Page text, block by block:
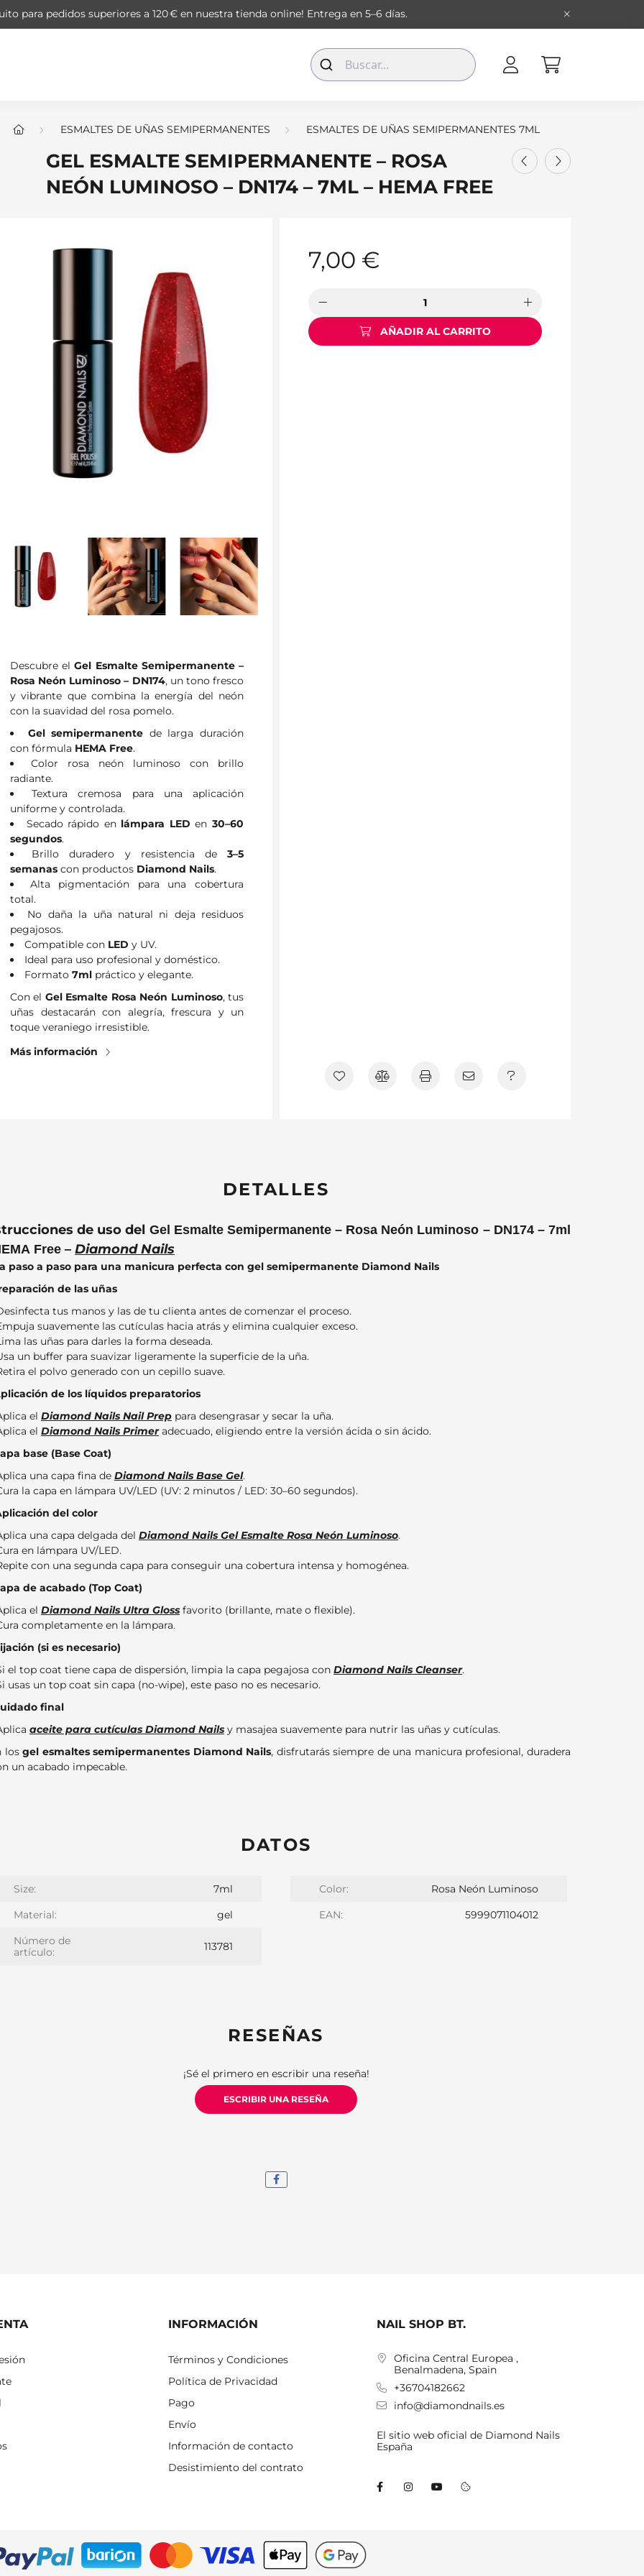
para pedidos superiores a 120 € en nuestra tienda online! Entrega en 5–6 días.
ESMALTES DE UÑAS SEMIPERMANENTES ESMALTES DE UÑAS SEMIPERMANENTES 7ML
GEL ESMALTE SEMIPERMANENTE – ROSA
NEÓN LUMINOSO – DN174 – 7ML – HEMA FREE
Descubre elGel Esmalte Semipermanente –
Rosa Neón Luminoso – DN174, un tono fresco
y vibrante que combina la energía del neón
con la suavidad del rosa pomelo.
Gel semipermanente de larga duración
con fórmula HEMA Free.
Color rosa neón luminoso con brillo
radiante.
Textura cremosa para una aplicación
uniforme y controlada.
Secado rápido en lámpara LED en30–60
segundos.
Brillo duradero y resistencia de3–5
semanas con productos Diamond Nails.
Alta pigmentación para una cobertura
total.
No daña la uña natural ni deja residuos
pegajosos.
Compatible con LED y UV.
Ideal para uso profesional y doméstico.
Formato 7ml práctico y elegante.
Con el Gel Esmalte Rosa Neón Luminoso, tus
uñas destacarán con alegría, frescura y un
toque veraniego irresistible.
Más información
7,00 €
AÑADIR AL CARRITO
DETALLES
de uso del Gel Esmalte Semipermanente – Rosa Neón Luminoso – DN174 – 7ml
Free – Diamond Nails
paso a paso para una manicura perfecta con gel semipermanente Diamond Nails
de las uñas
tus manos y las de tu clienta antes de comenzar el proceso.
suavemente las cutículas hacia atrás y elimina cualquier exceso.
las uñas para darles la forma deseada.
un buffer para suavizar ligeramente la superficie de la uña.
el polvo generado con un cepillo suave.
de los líquidos preparatorios
el Diamond Nails Nail Prep para desengrasar y secar la uña.
el Diamond Nails Primeradecuado, eligiendo entre la versión ácida o sin ácido.
base (Base Coat)
una capa fina de Diamond Nails Base Gel.
la capa en lámpara UV/LED (UV: 2 minutos / LED: 30–60 segundos).
del color
una capa delgada del Diamond Nails Gel Esmalte Rosa Neón Luminoso.
en lámpara UV/LED.
con una segunda capa para conseguir una cobertura intensa y homogénea.
de acabado (Top Coat)
el Diamond Nails Ultra Gloss favorito (brillante, mate o flexible).
completamente en la lámpara.
(si es necesario)
el top coat tiene capa de dispersión, limpia la capa pegajosa con Diamond Nails Cleanser.
usas un top coat sin capa (no-wipe), este paso no es necesario.
final
aceite para cutículas Diamond Nails y masajea suavemente para nutrir las uñas y cutículas.
losgel esmaltes semipermanentes Diamond Nails, disfrutarás siempre de una manicura profesional, duradera
un acabado impecable.
DATOS
Size: 7ml Color:
Rosa Neón Luminoso
Material:
gel EAN:
5999071104012
Número de
artículo:
113781
RESEÑAS
¡Sé el primero en escribir una reseña!
ESCRIBIR UNA RESEÑA
INFORMACIÓN
Términos y Condiciones
Política de Privacidad
Pago
Envío
Información de contacto
Desistimiento del contrato
NAIL SHOP BT.
Oficina Central Europea ,
Benalmadena, Spain
+36704182662
info@diamondnails.es
El sitio web oficial de Diamond Nails
España